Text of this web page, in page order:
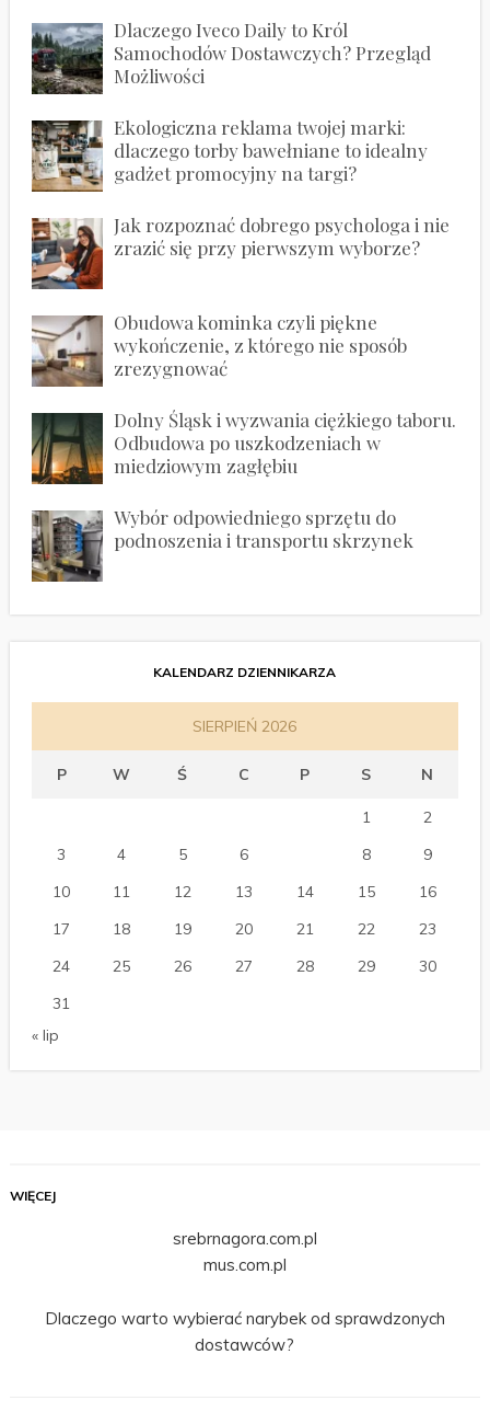
Dlaczego Iveco Daily to Król
Samochodów Dostawczych? Przegląd
Możliwości
Ekologiczna reklama twojej marki:
dlaczego torby bawełniane to idealny
gadżet promocyjny na targi?
Jak rozpoznać dobrego psychologa i nie
zrazić się przy pierwszym wyborze?
Obudowa kominka czyli piękne
wykończenie, z którego nie sposób
zrezygnować
Dolny Śląsk i wyzwania ciężkiego taboru.
Odbudowa po uszkodzeniach w
miedziowym zagłębiu
Wybór odpowiedniego sprzętu do
podnoszenia i transportu skrzynek
KALENDARZ DZIENNIKARZA
SIERPIEŃ 2026
P W Ś C P S N
1
2
3
4 5 6 8
9
10
11 12 13 14 15
16
17
18 19 20 21 22
23
24
25 26 27 28 29
30
31
« lip
WIĘCEJ
srebrnagora.com.pl
mus.com.pl
Dlaczego warto wybierać narybek od sprawdzonych
dostawców?